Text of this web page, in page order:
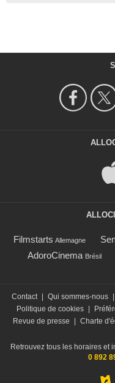
Filmstarts Allemagne
AdoroCinema Brésil
Contact | Qui sommes-nous |
Politique de cookies |
Revue de presse
| Charte
Retrouvez tous les horaires et
0 892